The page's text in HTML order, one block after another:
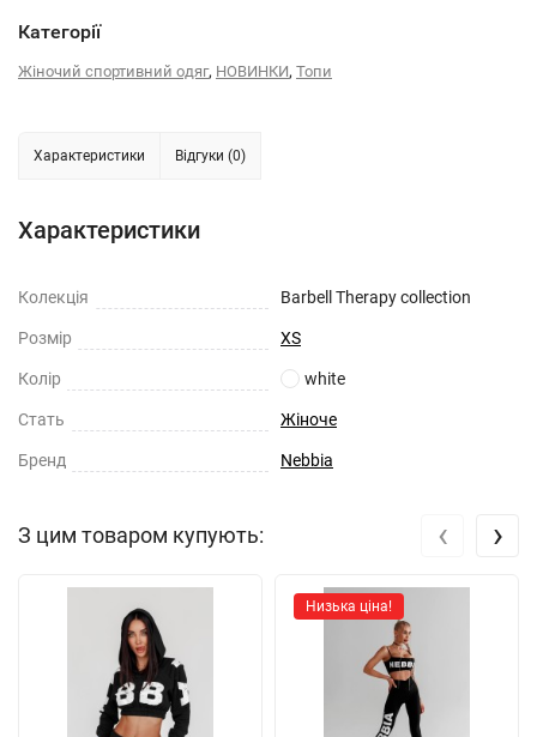
Категорії
Жіночий спортивний одяг, НОВИНКИ, Топи
Характеристики Відгуки (0)
Характеристики
Колекція Barbell Therapy collection
Розмiр XS
Колiр white
Стать Жіноче
Бренд Nebbia
З цим товаром купують:
Низька ціна!
‹ ›